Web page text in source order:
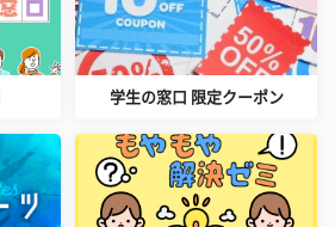
学生の窓口 限定クーポン